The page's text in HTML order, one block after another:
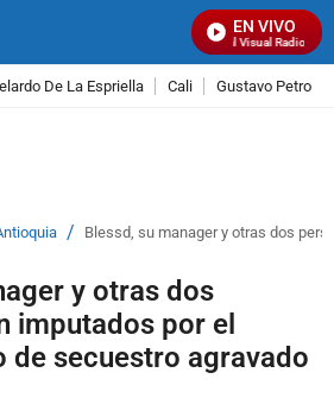
EN VIVO
Señal Visual Radio
De La Espriella Cali Gustavo Petro
/ Blessd, su manager y otras dos
y otras dos
imputados por el
de secuestro agravado